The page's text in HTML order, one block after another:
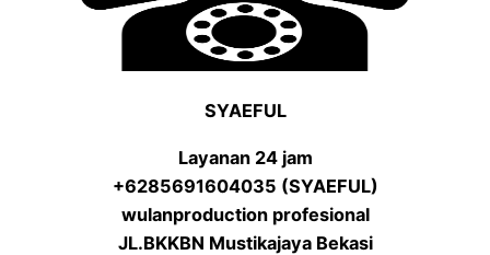
SYAEFUL
Layanan 24 jam
+6285691604035 (SYAEFUL)
wulanproduction profesional
JL.BKKBN Mustikajaya Bekasi